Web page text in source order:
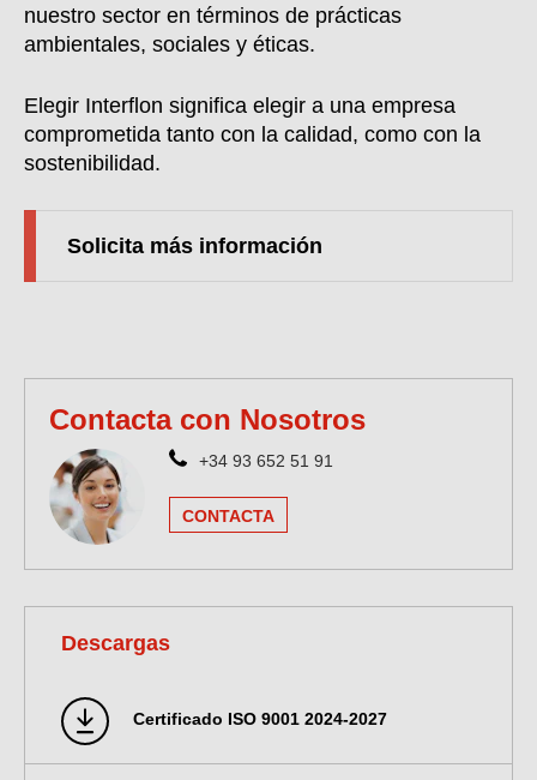
nuestro sector en términos de prácticas
ambientales, sociales y éticas.
Elegir Interflon significa elegir a una empresa
comprometida tanto con la calidad, como con la
sostenibilidad.
Solicita más información
Contacta con Nosotros
+34 93 652 51 91
CONTACTA
Descargas
Certificado ISO 9001 2024-2027